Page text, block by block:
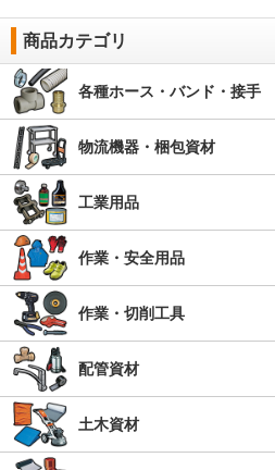
商品カテゴリ
各種ホース・バンド・接手
物流機器・梱包資材
工業用品
作業・安全用品
作業・切削工具
配管資材
土木資材